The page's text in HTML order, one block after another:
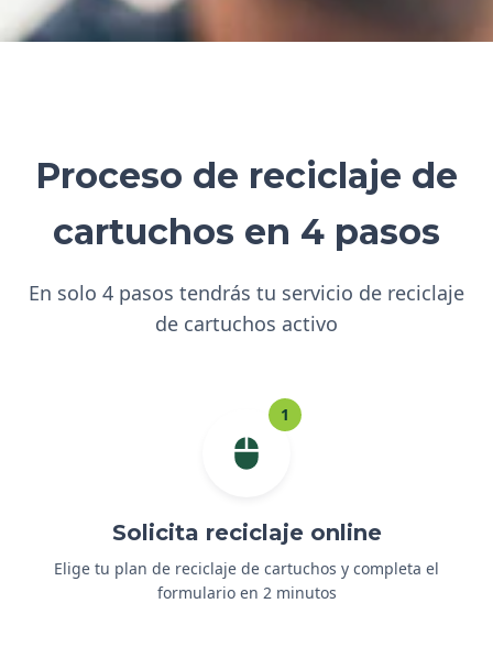
Proceso de reciclaje de
cartuchos en 4 pasos
En solo 4 pasos tendrás tu servicio de reciclaje
de cartuchos activo
1
Solicita reciclaje online
Elige tu plan de reciclaje de cartuchos y completa el
formulario en 2 minutos